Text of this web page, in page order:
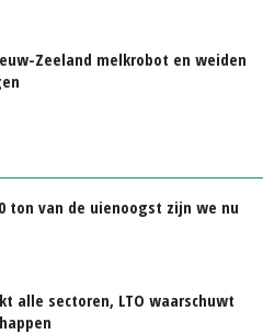
Zeeland melkrobot en weiden
ton van de uienoogst zijn we nu
alle sectoren, LTO waarschuwt